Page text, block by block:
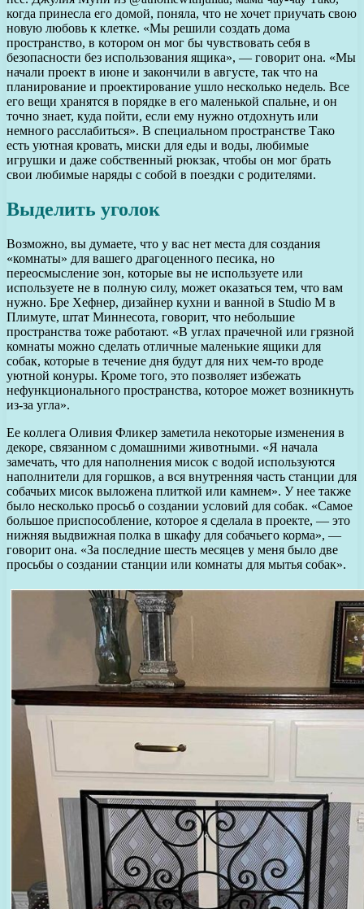
когда принесла его домой, поняла, что не хочет приучать свою
новую любовь к клетке. «Мы решили создать дома
пространство, в котором он мог бы чувствовать себя в
безопасности без использования ящика», — говорит она. «Мы
начали проект в июне и закончили в августе, так что на
планирование и проектирование ушло несколько недель. Все
его вещи хранятся в порядке в его маленькой спальне, и он
точно знает, куда пойти, если ему нужно отдохнуть или
немного расслабиться». В специальном пространстве Тако
есть уютная кровать, миски для еды и воды, любимые
игрушки и даже собственный рюкзак, чтобы он мог брать
свои любимые наряды с собой в поездки с родителями.
Выделить уголок
Возможно, вы думаете, что у вас нет места для создания
«комнаты» для вашего драгоценного песика, но
переосмысление зон, которые вы не используете или
используете не в полную силу, может оказаться тем, что вам
нужно. Бре Хефнер, дизайнер кухни и ванной в Studio M в
Плимуте, штат Миннесота, говорит, что небольшие
пространства тоже работают. «В углах прачечной или грязной
комнаты можно сделать отличные маленькие ящики для
собак, которые в течение дня будут для них чем-то вроде
уютной конуры. Кроме того, это позволяет избежать
нефункционального пространства, которое может возникнуть
из-за угла».
Ее коллега Оливия Фликер заметила некоторые изменения в
декоре, связанном с домашними животными. «Я начала
замечать, что для наполнения мисок с водой используются
наполнители для горшков, а вся внутренняя часть станции для
собачьих мисок выложена плиткой или камнем». У нее также
было несколько просьб о создании условий для собак. «Самое
большое приспособление, которое я сделала в проекте, — это
нижняя выдвижная полка в шкафу для собачьего корма», —
говорит она. «За последние шесть месяцев у меня было две
просьбы о создании станции или комнаты для мытья собак».